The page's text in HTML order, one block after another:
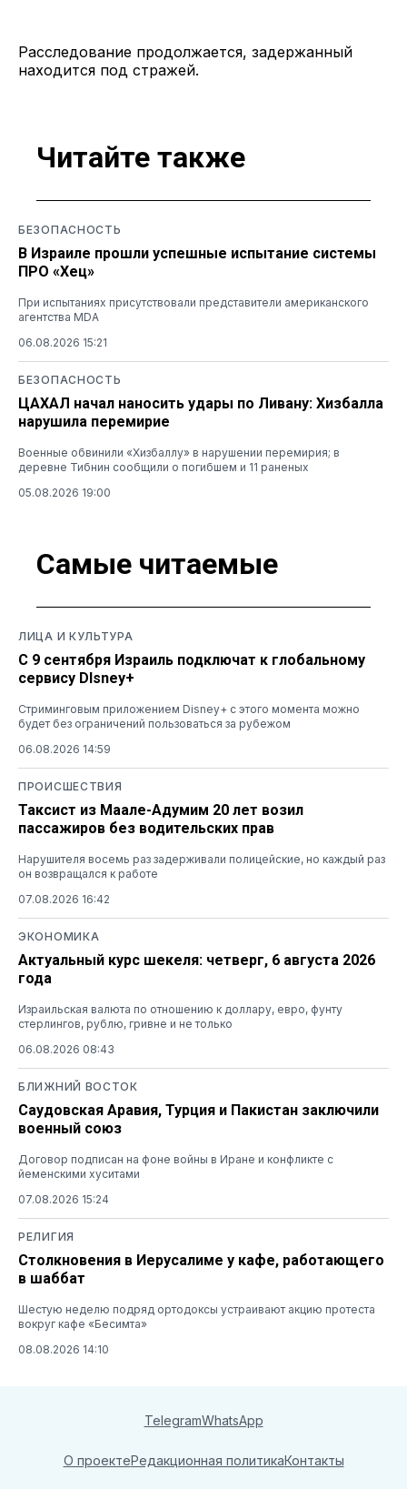
Расследование продолжается, задержанный
находится под стражей.
Читайте также
БЕЗОПАСНОСТЬ
В Израиле прошли успешные испытание системы
ПРО «Хец»
При испытаниях присутствовали представители американского
агентства MDA
06.08.2026 15:21
БЕЗОПАСНОСТЬ
ЦАХАЛ начал наносить удары по Ливану: Хизбалла
нарушила перемирие
Военные обвинили «Хизбаллу» в нарушении перемирия; в
деревне Тибнин сообщили о погибшем и 11 раненых
05.08.2026 19:00
Самые читаемые
ЛИЦА И КУЛЬТУРА
С 9 сентября Израиль подключат к глобальному
сервису DIsney+
Стриминговым приложением Disney+ с этого момента можно
будет без ограничений пользоваться за рубежом
06.08.2026 14:59
ПРОИСШЕСТВИЯ
Таксист из Маале-Адумим 20 лет возил
пассажиров без водительских прав
Нарушителя восемь раз задерживали полицейские, но каждый раз
он возвращался к работе
07.08.2026 16:42
ЭКОНОМИКА
Актуальный курс шекеля: четверг, 6 августа 2026
года
Израильская валюта по отношению к доллару, евро, фунту
стерлингов, рублю, гривне и не только
06.08.2026 08:43
БЛИЖНИЙ ВОСТОК
Саудовская Аравия, Турция и Пакистан заключили
военный союз
Договор подписан на фоне войны в Иране и конфликте с
йеменскими хуситами
07.08.2026 15:24
РЕЛИГИЯ
Столкновения в Иерусалиме у кафе, работающего
в шаббат
Шестую неделю подряд ортодоксы устраивают акцию протеста
вокруг кафе «Бесимта»
08.08.2026 14:10
TelegramWhatsApp
О проектеРедакционная политикаКонтакты